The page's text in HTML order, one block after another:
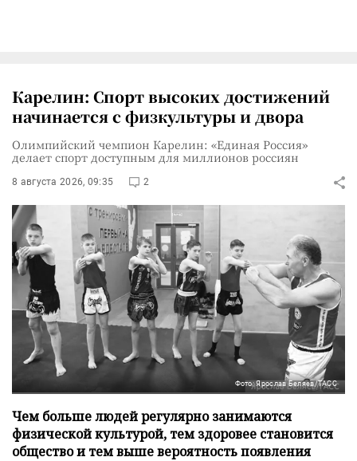
Карелин: Спорт высоких достижений
начинается с физкультуры и двора
Олимпийский чемпион Карелин: «Единая Россия»
делает спорт доступным для миллионов россиян
8 августа 2026, 09:35 2
Фото: Ярослав Беляев/ТАСС
Чем больше людей регулярно занимаются
физической культурой, тем здоровее становится
общество и тем выше вероятность появления